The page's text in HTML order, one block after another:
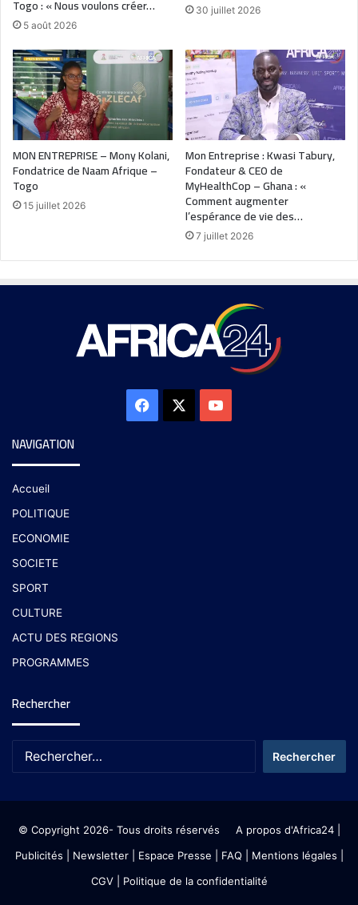
Togo : « Nous voulons créer…
5 août 2026
30 juillet 2026
MON ENTREPRISE – Mony Kolani,
Fondatrice de Naam Afrique –
Togo
15 juillet 2026
Mon Entreprise : Kwasi Tabury,
Fondateur & CEO de
MyHealthCop – Ghana : «
Comment augmenter
l’espérance de vie des…
7 juillet 2026
NAVIGATION
Accueil
POLITIQUE
ECONOMIE
SOCIETE
SPORT
CULTURE
ACTU DES REGIONS
PROGRAMMES
Rechercher
© Copyright 2026- Tous droits réservés A propos d'Africa24|
Publicités
Newsletter| Espace Presse | FAQ | Mentions légales
CGV| Politique de la confidentialité